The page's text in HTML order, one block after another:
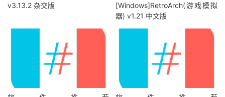
v3.13.2 杂交版
[Windows]RetroArch(游戏模拟
器) v1.21 中文版